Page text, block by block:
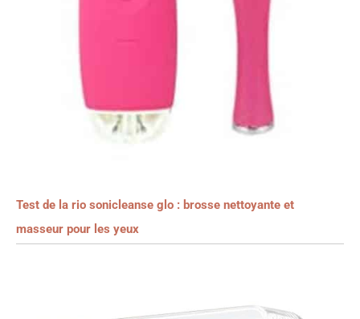
Test de la rio sonicleanse glo : brosse nettoyante et
masseur pour les yeux